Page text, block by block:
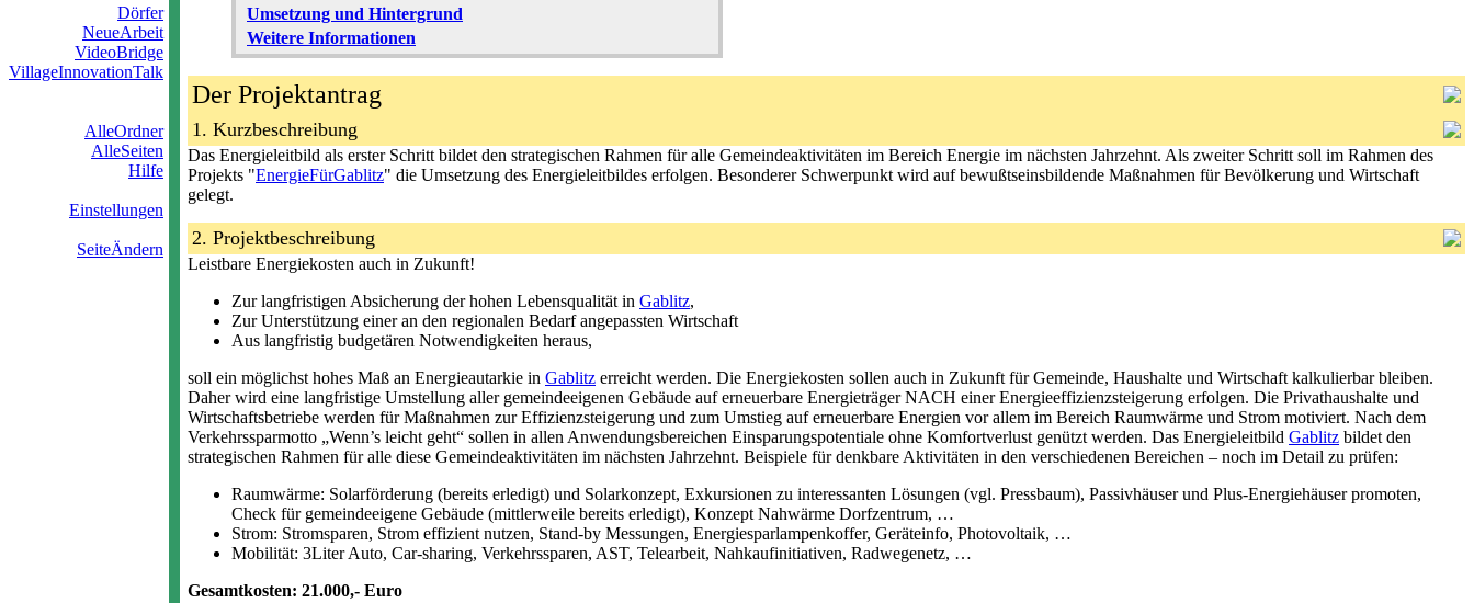
Dörfer
NeueArbeit
VideoBridge
VillageInnovationTalk
AlleOrdner
AlleSeiten
Hilfe
Einstellungen
SeiteÄndern
Umsetzung und Hintergrund
Weitere Informationen
Der Projektantrag
1. Kurzbeschreibung
Das Energieleitbild als erster Schritt bildet den strategischen Rahmen für alle Gemeindeaktivitäten im Bereich Energie im nächsten Jahrzehnt. Als zweiter Schritt soll im Rahmen des
Projekts "EnergieFürGablitz" die Umsetzung des Energieleitbildes erfolgen. Besonderer Schwerpunkt wird auf bewußtseinsbildende Maßnahmen für Bevölkerung und Wirtschaft
gelegt.
2. Projektbeschreibung
Leistbare Energiekosten auch in Zukunft!
Zur langfristigen Absicherung der hohen Lebensqualität in Gablitz,
Zur Unterstützung einer an den regionalen Bedarf angepassten Wirtschaft
Aus langfristig budgetären Notwendigkeiten heraus,
soll ein möglichst hohes Maß an Energieautarkie in Gablitz erreicht werden. Die Energiekosten sollen auch in Zukunft für Gemeinde, Haushalte und Wirtschaft kalkulierbar bleiben.
Daher wird eine langfristige Umstellung aller gemeindeeigenen Gebäude auf erneuerbare Energieträger NACH einer Energieeffizienzsteigerung erfolgen. Die Privathaushalte und
Wirtschaftsbetriebe werden für Maßnahmen zur Effizienzsteigerung und zum Umstieg auf erneuerbare Energien vor allem im Bereich Raumwärme und Strom motiviert. Nach dem
Verkehrssparmotto „Wenn’s leicht geht“ sollen in allen Anwendungsbereichen Einsparungspotentiale ohne Komfortverlust genützt werden. Das Energieleitbild Gablitz bildet den
strategischen Rahmen für alle diese Gemeindeaktivitäten im nächsten Jahrzehnt. Beispiele für denkbare Aktivitäten in den verschiedenen Bereichen – noch im Detail zu prüfen:
Raumwärme: Solarförderung (bereits erledigt) und Solarkonzept, Exkursionen zu interessanten Lösungen (vgl. Pressbaum), Passivhäuser und Plus-Energiehäuser promoten,
Check für gemeindeeigene Gebäude (mittlerweile bereits erledigt), Konzept Nahwärme Dorfzentrum, …
Strom: Stromsparen, Strom effizient nutzen, Stand-by Messungen, Energiesparlampenkoffer, Geräteinfo, Photovoltaik, …
Mobilität: 3Liter Auto, Car-sharing, Verkehrssparen, AST, Telearbeit, Nahkaufinitiativen, Radwegenetz, …
Gesamtkosten: 21.000,- Euro